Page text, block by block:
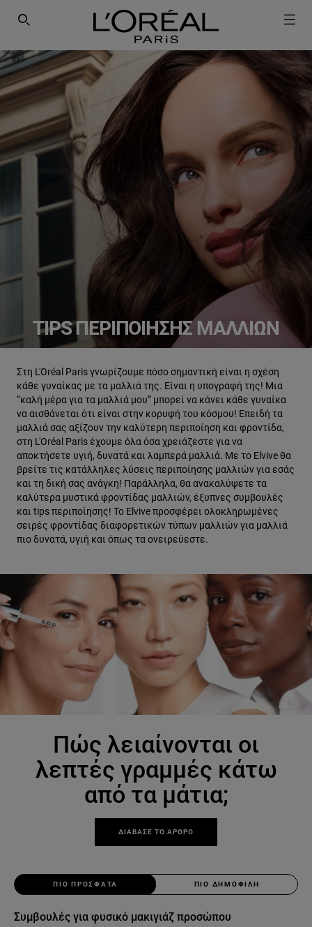
ΕΓΓΡΑΦΕΙΤΕ ΣΤΟ NEWSLETTER!
SEARCH THIS SITE
TIPS ΠΕΡΙΠΟΊΗΣΗΣ ΜΑΛΛΙΏΝ
Στη L'Oréal Paris γνωρίζουμε πόσο σημαντική είναι η σχέση
κάθε γυναίκας με τα μαλλιά της. Είναι η υπογραφή της! Μια
“καλή μέρα για τα μαλλιά μου” μπορεί να κάνει κάθε γυναίκα
να αισθάνεται ότι είναι στην κορυφή του κόσμου! Επειδή τα
μαλλιά σας αξίζουν την καλύτερη περιποίηση και φροντίδα,
στη L'Oréal Paris έχουμε όλα όσα χρειάζεστε για να
αποκτήσετε υγιή, δυνατά και λαμπερά μαλλιά. Με το Elvive θα
βρείτε τις κατάλληλες λύσεις περιποίησης μαλλιών για εσάς
και τη δική σας ανάγκη! Παράλληλα, θα ανακαλύψετε τα
καλύτερα μυστικά φροντίδας μαλλιών, έξυπνες συμβουλές
και tips περιποίησης! Το Εlvive προσφέρει ολοκληρωμένες
σειρές φροντίδας διαφορετικών τύπων μαλλιών για μαλλιά
πιο δυνατά, υγιή και όπως τα ονειρεύεστε.
Πώς λειαίνονται οι
λεπτές γραμμές κάτω
από τα μάτια;
ΔΙΑΒΑΣΕ ΤΟ ΑΡΘΡΟ
ΠΙΟ ΠΡΟΣΦΑΤΑ ΠΙΟ ΔΗΜΟΦΙΛΗ
Συμβουλές για φυσικό μακιγιάζ προσώπου